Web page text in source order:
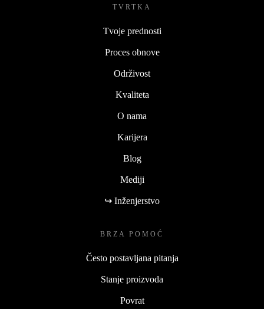
TVRTKA
Tvoje prednosti
Proces obnove
Održivost
Kvaliteta
O nama
Karijera
Blog
Mediji
↪ Inženjerstvo
BRZA POMOĆ
Često postavljana pitanja
Stanje proizvoda
Povrat